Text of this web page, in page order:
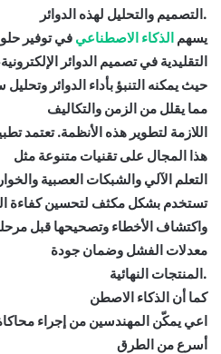
.التصميم والتحليل لهذه الدوائر
يسهم الذكاء الاصطناعي في توفير
التقليدية في تصميم الدوائر
حيث يمكنه التنبؤ بأداء الدوائر
مما يقلل من الزمن والتكاليف
اللازمة لتطوير هذه الأنظمة. تعتمد
هذا المجال على تقنيات متنوعة مثل
التعلم الآلي والشبكات العصبية
تستخدم بشكل مكثف لتحسين كفاءة
واكتشاف الأخطاء وتصحيحها قبل
معدلات الفشل وضمان جودة
.المنتجات النهائية
كما أن الذكاء الاصطن
اعي يمكّن المهندسين من إجراء
أسرع من الطرق